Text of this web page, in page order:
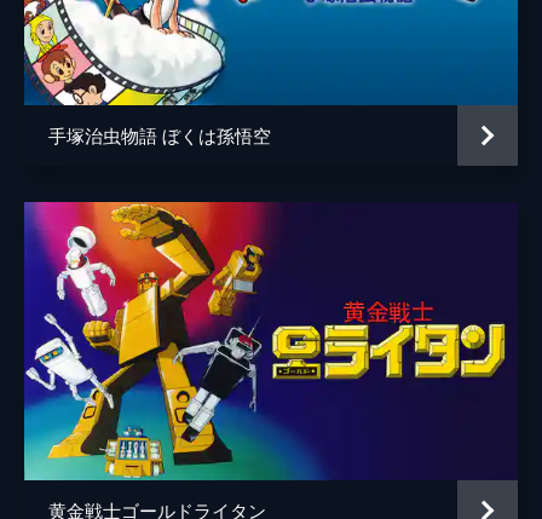
手塚治虫物語 ぼくは孫悟空
黄金戦士ゴールドライタン